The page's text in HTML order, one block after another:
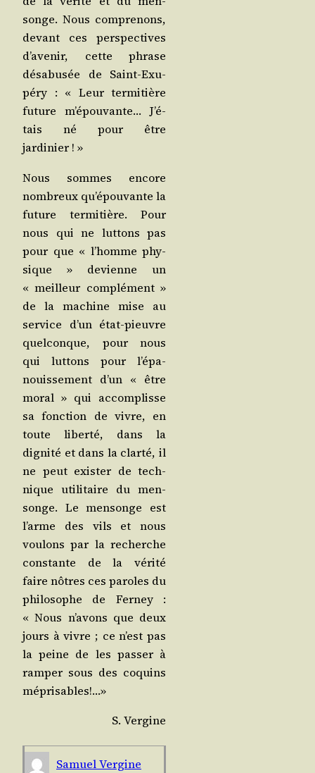
songe. Nous com­pre­nons,
devant ces pers­pec­tives
d’a­ve­nir, cette phrase
désa­bu­sée de Saint-Exu­
pé­ry : « Leur ter­mi­tière
future m’é­pou­vante… J’é­
tais né pour être
jardinier ! »
Nous sommes encore
nom­breux qu’é­pou­vante la
future ter­mi­tière. Pour
nous qui ne lut­tons pas
pour que « l’homme phy­
sique » devienne un
« meilleur com­plé­ment »
de la machine mise au
ser­vice d’un état-pieuvre
quel­conque, pour nous
qui lut­tons pour l’é­pa­
nouis­se­ment d’un « être
moral » qui accom­plisse
sa fonc­tion de vivre, en
toute liber­té, dans la
digni­té et dans la clar­té, il
ne peut exis­ter de tech­
nique uti­li­taire du men­
songe. Le men­songe est
l’arme des vils et nous
vou­lons par la recherche
constante de la véri­té
faire nôtres ces paroles du
phi­lo­sophe de Fer­ney :
« Nous n’a­vons que deux
jours à vivre ; ce n’est pas
la peine de les pas­ser à
ram­per sous des coquins
méprisables!…»
S. Ver­gine
Samuel Ver­gine